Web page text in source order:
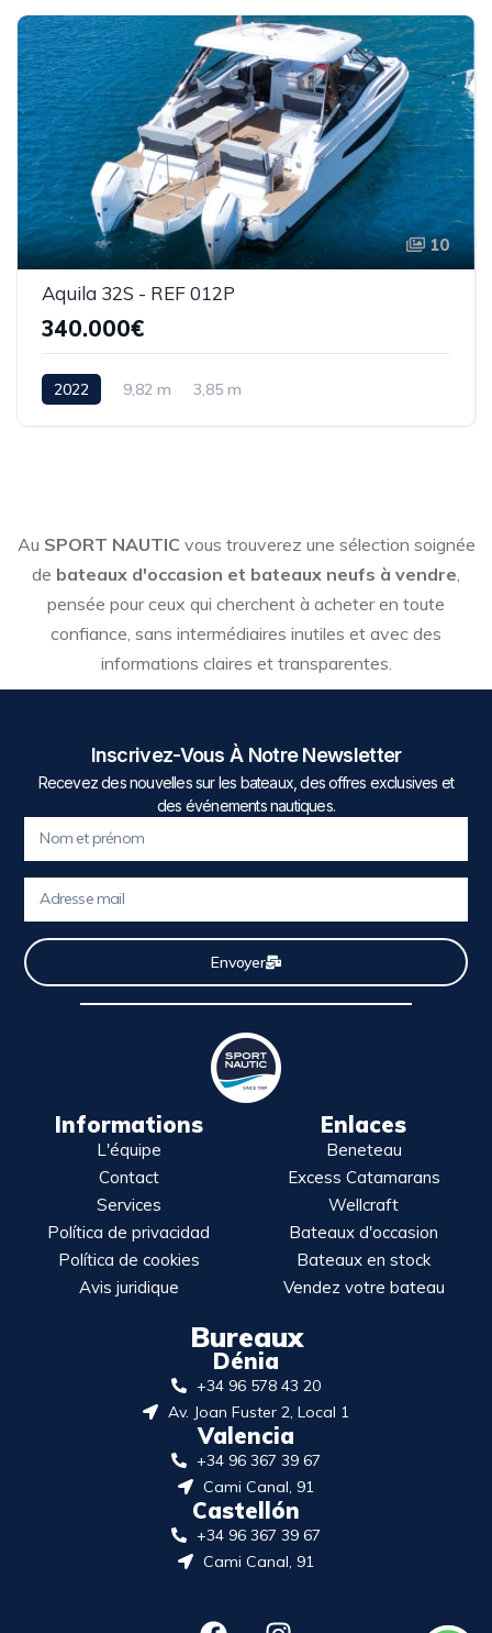
10
Aquila 32S - REF 012P
340.000€
2022 9,82 m 3,85 m
Au SPORT NAUTIC vous trouverez une sélection soignée
de bateaux d'occasion et bateaux neufs à vendre
pensée pour ceux qui cherchent à acheter en toute
confiance, sans intermédiaires inutiles et avec des
informations claires et transparentes.
Inscrivez-Vous À Notre Newsletter
Recevez des nouvelles sur les bateaux, des offres exclusives et
des événements nautiques.
Envoyer
Informations
L'équipe
Contact
Services
Política de privacidad
Política de cookies
Avis juridique
Enlaces
Beneteau
Excess Catamarans
Wellcraft
Bateaux d'occasion
Bateaux en stock
Vendez votre bateau
Bureaux
Dénia
+34 96 578 43 20
Av. Joan Fuster 2, Local 1
Valencia
+34 96 367 39 67
Cami Canal, 91
Castellón
+34 96 367 39 67
Cami Canal, 91